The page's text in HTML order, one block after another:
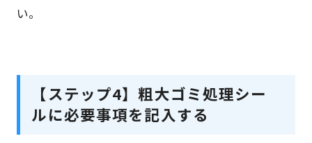
い。
【ステップ4】粗大ゴミ処理シー
ルに必要事項を記入する